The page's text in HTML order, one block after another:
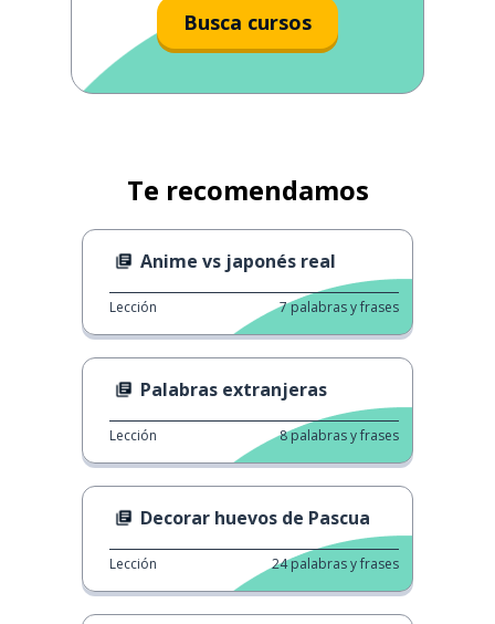
Busca cursos
Te recomendamos
Anime vs japonés real
Lección 7palabras y frases
Palabras extranjeras
Lección 8palabras y frases
Decorar huevos de Pascua
Lección 24palabras y frases